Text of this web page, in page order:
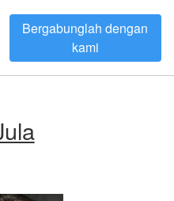
Bergabunglah dengan
kami